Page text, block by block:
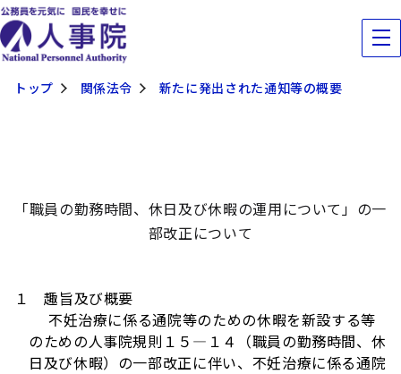
トップ 関係法令 新たに発出された通知等の概要
「職員の勤務時間、休日及び休暇の運用について」の一
部改正について
１ 趣旨及び概要
不妊治療に係る通院等のための休暇を新設する等
のための人事院規則１５―１４（職員の勤務時間、休
日及び休暇）の一部改正に伴い、不妊治療に係る通院